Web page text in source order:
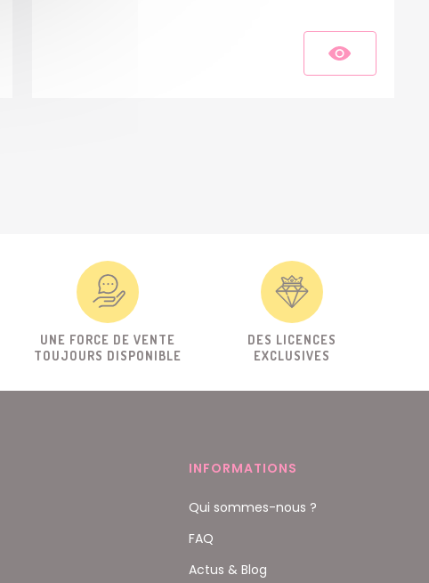
UNE FORCE DE VENTE
TOUJOURS DISPONIBLE
DES LICENCES
EXCLUSIVES
INFORMATIONS
Qui sommes-nous ?
FAQ
Actus & Blog